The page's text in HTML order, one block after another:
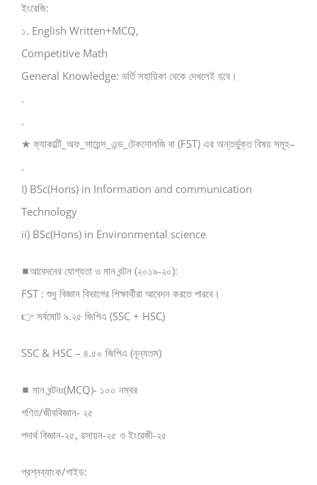
ইংরেজি:
১. English Written+MCQ,
Competitive Math
General Knowledge: ভর্তি সহায়িকা থেকে দেখলেই হবে।
.
.
★ ফ্যাকাল্টি_অফ_সায়েন্স_এন্ড_টেকনোলজি বা (FST) এর অন্তর্ভুক্ত বিষয় সমূহ–
.
I) BSc(Hons) in Information and communication
Technology
ii) BSc(Hons) in Environmental science
◼আবেদনের যোগ্যতা ও মান বন্টন (২০১৯-২০):
FST : শুধু বিজ্ঞান বিভাগের শিক্ষার্থীরা আবেদন করতে পারবে।
👉 সর্বমোট ৯.২৫ জিপিএ (SSC + HSC)
SSC & HSC – ৪.৫০ জিপিএ (নূন্যতম)
◼ মান বন্টনঃ(MCQ)- ১০০ নম্বর
গণিত/জীববিজ্ঞান- ২৫
পদার্থ বিজ্ঞান-২৫, রসায়ন-২৫ ও ইংরেজী-২৫
প্রশ্নব্যাংক/গাইড: